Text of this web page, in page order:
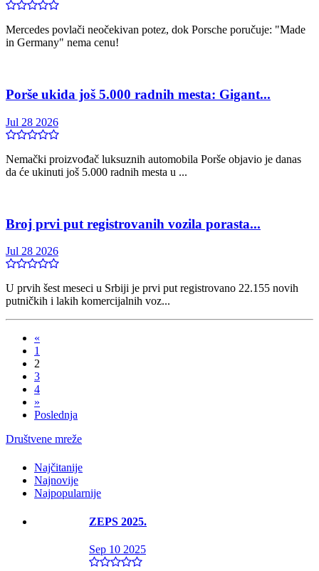
Mercedes povlači neočekivan potez, dok Porsche poručuje: "Made
in Germany" nema cenu!
Porše ukida još 5.000 radnih mesta: Gigant...
Jul 28 2026
Nemački proizvođač luksuznih automobila Porše objavio je danas
da će ukinuti još 5.000 radnih mesta u ...
Broj prvi put registrovanih vozila porasta...
Jul 28 2026
U prvih šest meseci u Srbiji je prvi put registrovano 22.155 novih
putničkih i lakih komercijalnih voz...
«
1
2
3
4
»
Poslednja
Društvene mreže
Najčitanije
Najnovije
Najpopularnije
ZEPS 2025.
Sep 10 2025